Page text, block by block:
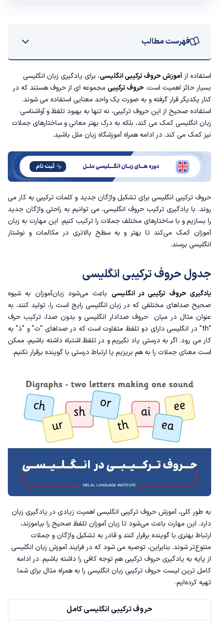
فهرست مطالب
جدول حروف ترکیبی انگلیسی
17 نکته مهم درباره حروف های ترکیبی انگلیسی
آموزش حروف ترکیبی انگلیسی
حروف ترکیبی بی صدای انگلیسی
حروف ترکیبی صدادار انگلیسی
حروف ترکیبی ناهمگن و همگن در انگلیسی
حروف ترکیبی همگن
حروف ترکیبی ناهمگن
استفاده از آموزش حروف ترکیبی انگلیسی، برای یادگیری زبان انگلیسی
بسیار حائز اهمیت است.حروف ترکیبی مجموعه ای از حروف هستند که در
کنار یکدیگر قرار گرفته و به صورت یک واحد معنایی استفاده می شوند.
استفاده صحیح از این حروف ترکیبی، نه تنها به بهبود تلفظ و آواشناسی
زبان انگلیسی کمک می کند، بلکه به درک بهتر معانی و ساختارهای جملات
نیز کمک می کند. در ادامه همراهآموزشگاه زبان ملل باشید.
حروف ترکیبی انگلیسی برای تشکیل واژگان جدید و کلمات ترکیبی به کار می
روند. با یادگیری ترکیب حروف انگلیسی، می توانیم به راحتی واژگان جدید
را بسازیم و با ساختارهای مختلف جملات را ترکیب کنیم. این مهارت به زبان
آموزان کمک می‌کند تا بهتر و به سطح بالاتری در مکالمات و نوشتار
انگلیسی برسند.
جدول حروف ترکیبی انگلیسی
یادگیری حروف ترکیبی در انگلیسی باعث می‌شود زبان‌آموزان به شیوه
صحیح صداهای مختلفی که در زبان انگلیسی رایج است را، تولید کنند. به
عنوان مثال در میانحروف صدادار انگلیسی و بدون صدا، ترکیب حرف
"th" در انگلیسی دارای دو تلفظ متفاوت است که در صداهای "ث" و "ذ" به
کار می رود. اگر به درستی یاد نگیریم و در تلفظ اشتباه داشته باشیم، ممکن
است معنای جملات را به هم بریزیم یا ارتباط درستی با گوینده برقرار نکنیم.
به طور کلی، آموزش حروف ترکیبی انگلیسی اهمیت زیادی در یادگیری زبان
دارد. این مهارت باعث می‌شود تا زبان آموزان تلفظ صحیح را بیاموزند،
ارتباط بهتری با گوینده برقرار کنند و قادر به تشکیل واژگان و جملات
متنوع‌تر شوند. بنابراین، توصیه می شود که در فرایندآموزش زبان انگلیسی
از پایه به یادگیری حروف ترکیبی هم توجه کافی را داشته باشیم. در ادامه
کامل ترین لیست حروف ترکیبی زبان انگلیسی را به همراه مثال برای شما
تهیه کرده‌ایم.
حروف ترکیبی انگلیسی کامل